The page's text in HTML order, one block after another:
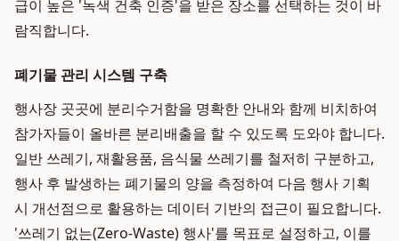
급이 높은 '녹색 건축 인증'을 받은 장소를 선택하는 것이 바
람직합니다.
폐기물 관리 시스템 구축
행사장 곳곳에 분리수거함을 명확한 안내와 함께 비치하여
참가자들이 올바른 분리배출을 할 수 있도록 도와야 합니다.
일반 쓰레기, 재활용품, 음식물 쓰레기를 철저히 구분하고,
행사 후 발생하는 폐기물의 양을 측정하여 다음 행사 기획
시 개선점으로 활용하는 데이터 기반의 접근이 필요합니다.
'쓰레기 없는(Zero-Waste) 행사'를 목표로 설정하고, 이를